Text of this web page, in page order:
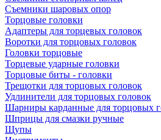
Съемники шаровых опор
Торцовые головки
Адаптеры для торцевых головок
Воротки для торцовых головок
Головки торцовые
Торцевые ударные головки
Торцовые биты - головки
Трещотки для торцовых головок
Удлинители для торцовых головок
Шарниры карданные для торцовых
Шприцы для смазки ручные
Щупы